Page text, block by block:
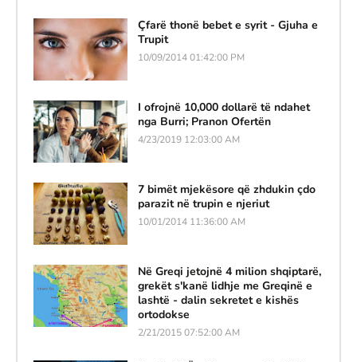
Çfarë thonë bebet e syrit - Gjuha e
Trupit
10/09/2014 01:42:00 PM
I ofrojnë 10,000 dollarë të ndahet
nga Burri; Pranon Ofertën
4/23/2019 12:03:00 AM
7 bimët mjekësore që zhdukin çdo
parazit në trupin e njeriut
10/01/2014 11:36:00 AM
Në Greqi jetojnë 4 milion shqiptarë,
grekët s'kanë lidhje me Greqinë e
lashtë - dalin sekretet e kishës
ortodokse
2/21/2015 07:52:00 AM